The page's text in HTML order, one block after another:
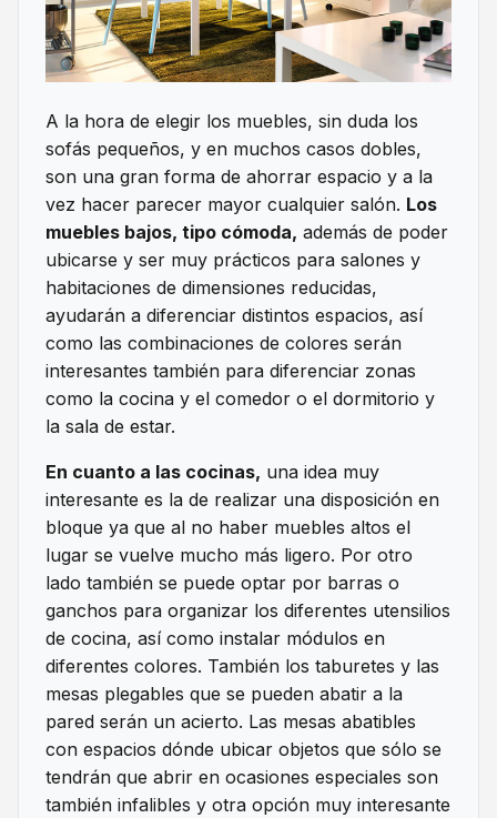
A la hora de elegir los muebles, sin duda los
sofás pequeños, y en muchos casos dobles,
son una gran forma de ahorrar espacio y a la
vez hacer parecer mayor cualquier salón. Los
muebles bajos, tipo cómoda, además de poder
ubicarse y ser muy prácticos para salones y
habitaciones de dimensiones reducidas,
ayudarán a diferenciar distintos espacios, así
como las combinaciones de colores serán
interesantes también para diferenciar zonas
como la cocina y el comedor o el dormitorio y
la sala de estar.
En cuanto a las cocinas, una idea muy
interesante es la de realizar una disposición en
bloque ya que al no haber muebles altos el
lugar se vuelve mucho más ligero. Por otro
lado también se puede optar por barras o
ganchos para organizar los diferentes utensilios
de cocina, así como instalar módulos en
diferentes colores. También los taburetes y las
mesas plegables que se pueden abatir a la
pared serán un acierto. Las mesas abatibles
con espacios dónde ubicar objetos que sólo se
tendrán que abrir en ocasiones especiales son
también infalibles y otra opción muy interesante